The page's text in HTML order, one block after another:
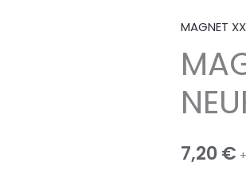
MAGNET
7,20€
quantité
de
MAGNET
XXL
PONT
MBL9